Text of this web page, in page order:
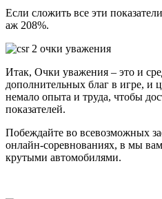
Если сложить все эти
аж 208%.
Итак, Очки уважения – это и
дополнительных благ в игре, и
немало опыта и труда, чтобы
показателей.
Побеждайте во всевозможных
онлайн-соревнованиях, в мы
крутыми автомобилями.